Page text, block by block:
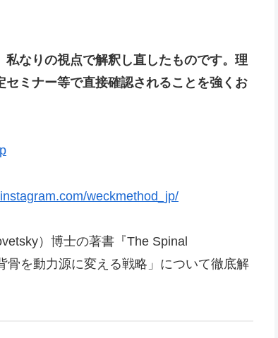
なりの視点で解釈し直したものです。理
ミナー等で直接確認されることを強くお
weckmethod_jp/
）博士の著書『The Spinal
を動力源に変える戦略」について徹底解